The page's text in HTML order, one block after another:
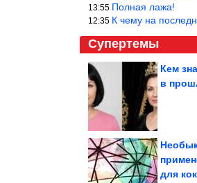
13:55 Полная лажа!
12:35 К чему на последнем фото над
Супертемы
Кем
в
для